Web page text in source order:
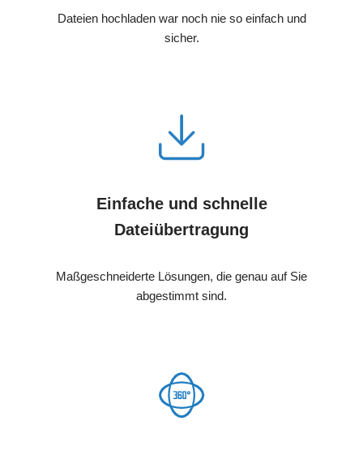
Dateien hochladen war noch nie so einfach und
sicher.
Einfache und schnelle
Dateiübertragung
Maßgeschneiderte Lösungen, die genau auf Sie
abgestimmt sind.